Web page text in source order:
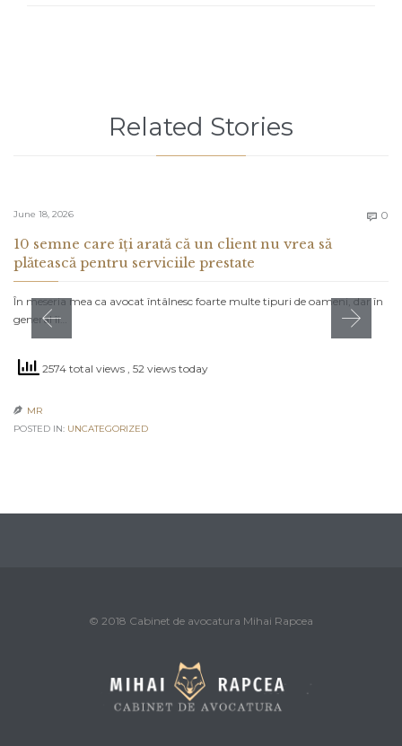
Related Stories
June 18, 2026  0
10 semne care îți arată că un client nu vrea să
plătească pentru serviciile prestate
În meseria mea ca avocat întâlnesc foarte multe tipuri de oameni, dar în
general îi…
2574 total views , 52 views today
 MR
POSTED IN: UNCATEGORIZED
© 2018 Cabinet de avocatura Mihai Rapcea